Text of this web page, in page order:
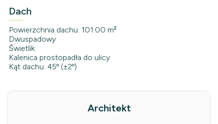
Dach
Powierzchnia dachu: 101.00 m²
Dwuspadowy
Świetlik
Kalenica prostopadła do ulicy
Kąt dachu: 45º (±2º)
Architekt